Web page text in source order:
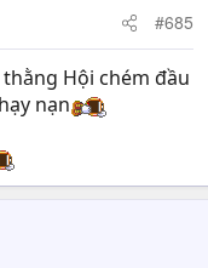
#685
Hội chém đầu
nạn